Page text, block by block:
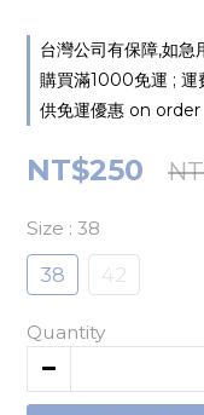
台灣公司有保障,如
購買滿1000免運 ; 運
供免運優惠 on order
NT$250
Size : 38
38 42
Quantity